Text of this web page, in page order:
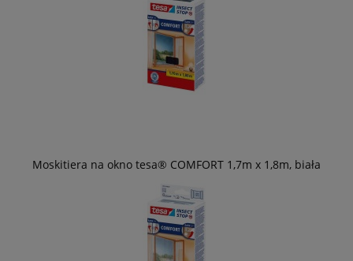
Moskitiera na okno tesa® COMFORT 1,7m x 1,8m, biała